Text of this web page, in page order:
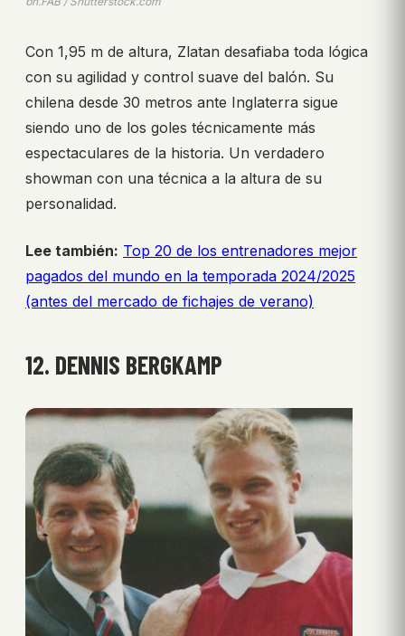
Con 1,95 m de altura, Zlatan desafiaba toda lógica
con su agilidad y control suave del balón. Su
chilena desde 30 metros ante Inglaterra sigue
siendo uno de los goles técnicamente más
espectaculares de la historia. Un verdadero
showman con una técnica a la altura de su
personalidad.
Lee también: Top 20 de los entrenadores mejor
pagados del mundo en la temporada 2024/2025
(antes del mercado de fichajes de verano)
12. DENNIS BERGKAMP